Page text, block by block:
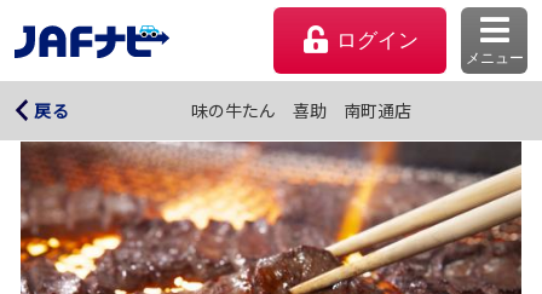
ログイン
メニュー
戻る 味の牛たん 喜助 南町通店
味の牛たん 喜助 南町通店